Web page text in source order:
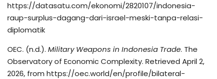
https://datasatu.com/ekonomi/2820107/indonesia-
raup-surplus-dagang-dari-israel-meski-tanpa-relasi-
diplomatik
OEC. (n.d.). Military Weapons in Indonesia Trade. The
Observatory of Economic Complexity. Retrieved April 2,
2026, from https://oec.world/en/profile/bilateral-